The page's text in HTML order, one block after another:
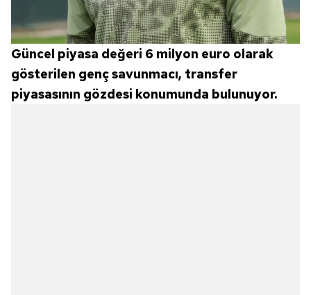
Güncel piyasa değeri 6 milyon euro olarak
gösterilen genç savunmacı, transfer
piyasasının gözdesi konumunda bulunuyor.